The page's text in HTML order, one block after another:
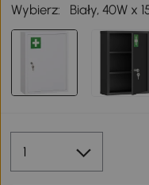
Wybierz: Biały, 40W x